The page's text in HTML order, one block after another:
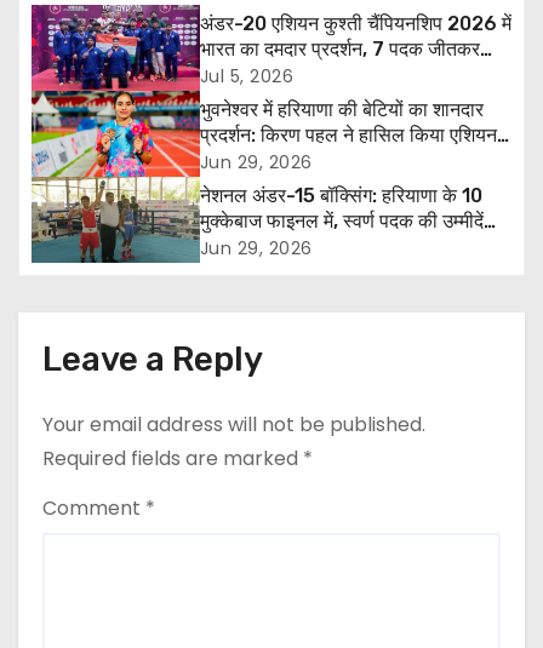
n
a
v
i
g
o
अंडर-20 एशियन कुश्ती चैंपियनशिप 2026 में
भारत का दमदार प्रदर्शन, 7 पदक जीतकर
ओवरऑल टीम ट्रॉफी में तीसरा स्थान
Jul 5, 2026
भुवनेश्वर में हरियाणा की बेटियों का शानदार
प्रदर्शन: किरण पहल ने हासिल किया एशियन
गेम्स क्वालिफाइंग स्टैंडर्ड, पूजा ने जीता कांस्य
पदक
Jun 29, 2026
नेशनल अंडर-15 बॉक्सिंग: हरियाणा के 10
मुक्केबाज फाइनल में, स्वर्ण पदक की उम्मीदें
बढ़ीं
Jun 29, 2026
Leave a Reply
Your email address will not be published.
Required fields are marked *
Comment *